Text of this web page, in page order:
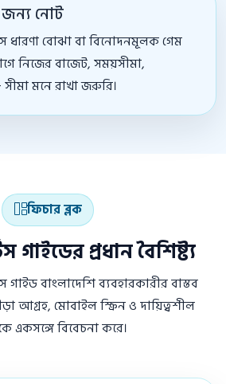
নোট
ধারণা বোঝা বা বিনোদনমূলক গেম
নিজের বাজেট, সময়সীমা,
মনে রাখা জরুরি।
ফিচার ব্লক
গাইডের প্রধান বৈশিষ্ট্য
গাইড বাংলাদেশি ব্যবহারকারীর বাস্তব
আগ্রহ, মোবাইল স্ক্রিন ও দায়িত্বশীল
একসঙ্গে বিবেচনা করে।